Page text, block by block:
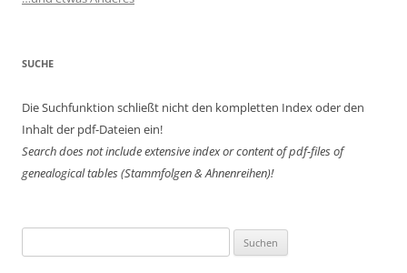
SUCHE
Die Suchfunktion schließt nicht den kompletten Index oder den
Inhalt der pdf-Dateien ein!
Search does not include extensive index or content ofpdf-files of
genealogical tables (Stammfolgen & Ahnenreihen)!
nach: